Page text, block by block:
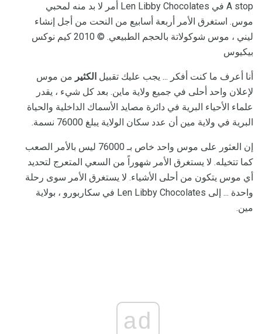
A stop في Len Libby Chocolates أمر لا بد منه لمحبي
موس. استغرق الأمر أربعة أسابيع من النحت من أجل إنشاء
ليني ، موس شوكولاتة بالحجم الطبيعي. © 2010 كيم نوكس
بيكيوس
أنا أعرف ما كنت أفكر ... يجب عليك تقبيل الكثير من موس
لإعلان واحد أحلى في جميع ولاية ماين. بعد كل شيء ، يقدر
علماء الأحياء البرية في دائرة مصايد الأسماك الداخلية والحياة
البرية في ولاية مين أن عدد سكان الولاية يبلغ 76000 نسمة.
إن العثور على موس واحد خاص بـ 76000 ليس بالأمر الصعب
كما تتخيله. لا يستغرق الأمر شهوراً من السعي المتعرج لتحديد
أي موس يتكون من أحلى الأشياء. لا يستغرق الأمر سوى رحلة
واحدة ... إلى Len Libby Chocolates في سكاربورو ، بولاية
مين.
ad